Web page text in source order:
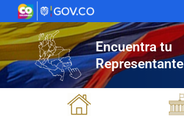
al
contenido
Encuentra tu
Representante